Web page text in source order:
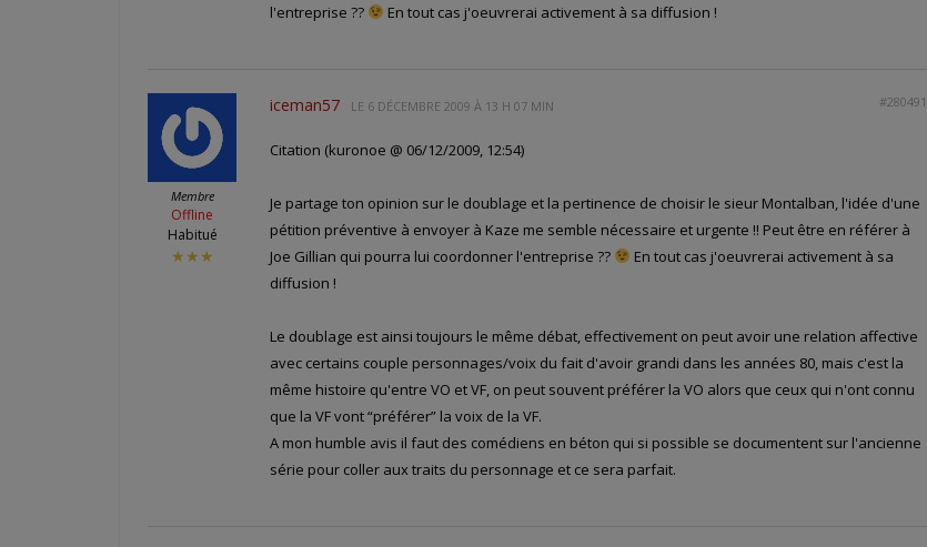
l'entreprise ??
En tout cas j'oeuvrerai activement à sa diffusion !
Membre
Offline
Habitué
★★★
iceman57 LE 6 DÉCEMBRE 2009 À 13 H 07 MIN #280491
Citation (kuronoe @ 06/12/2009, 12:54)
Je partage ton opinion sur le doublage et la pertinence de choisir le sieur Montalban, l'idée d'une
pétition préventive à envoyer à Kaze me semble nécessaire et urgente !! Peut être en référer à
Joe Gillian qui pourra lui coordonner l'entreprise ??
En tout cas j'oeuvrerai activement à sa
diffusion !
Le doublage est ainsi toujours le même débat, effectivement on peut avoir une relation affective
avec certains couple personnages/voix du fait d'avoir grandi dans les années 80, mais c'est la
même histoire qu'entre VO et VF, on peut souvent préférer la VO alors que ceux qui n'ont connu
que la VF vont “préférer” la voix de la VF.
A mon humble avis il faut des comédiens en béton qui si possible se documentent sur l'ancienne
série pour coller aux traits du personnage et ce sera parfait.